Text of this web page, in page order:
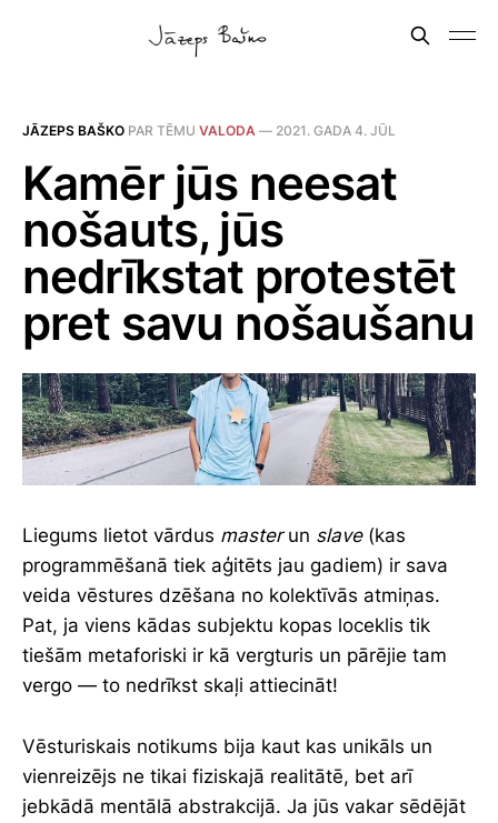
JĀZEPS BAŠKO PAR TĒMU VALODA — 2021. GADA 4. JŪL
Kamēr jūs neesat
nošauts, jūs
nedrīkstat protestēt
pret savu nošaušanu
Liegums lietot vārdus masterun slave(kas
programmēšanā tiek aģitēts jau gadiem) ir sava
veida vēstures dzēšana no kolektīvās atmiņas.
Pat, ja viens kādas subjektu kopas loceklis tik
tiešām metaforiski ir kā vergturis un pārējie tam
vergo — to nedrīkst skaļi attiecināt!
Vēsturiskais notikums bija kaut kas unikāls un
vienreizējs ne tikai fiziskajā realitātē, bet arī
jebkādā mentālā abstrakcijā. Ja jūs vakar sēdējāt